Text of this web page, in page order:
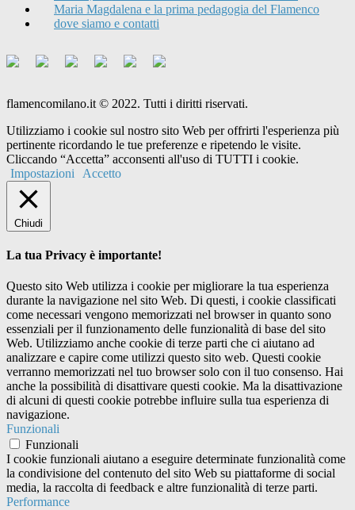
Maria Magdalena e la prima pedagogia del Flamenco
dove siamo e contatti
flamencomilano.it © 2022. Tutti i diritti riservati.
Utilizziamo i cookie sul nostro sito Web per offrirti l'esperienza più
pertinente ricordando le tue preferenze e ripetendo le visite.
Cliccando “Accetta” acconsenti all'uso di TUTTI i cookie.
Impostazioni
Accetto
Chiudi
La tua Privacy è importante!
Questo sito Web utilizza i cookie per migliorare la tua esperienza
durante la navigazione nel sito Web. Di questi, i cookie classificati
come necessari vengono memorizzati nel browser in quanto sono
essenziali per il funzionamento delle funzionalità di base del sito
Web. Utilizziamo anche cookie di terze parti che ci aiutano ad
analizzare e capire come utilizzi questo sito web. Questi cookie
verranno memorizzati nel tuo browser solo con il tuo consenso. Hai
anche la possibilità di disattivare questi cookie. Ma la disattivazione
di alcuni di questi cookie potrebbe influire sulla tua esperienza di
navigazione.
Funzionali
Funzionali
I cookie funzionali aiutano a eseguire determinate funzionalità come
la condivisione del contenuto del sito Web su piattaforme di social
media, la raccolta di feedback e altre funzionalità di terze parti.
Performance